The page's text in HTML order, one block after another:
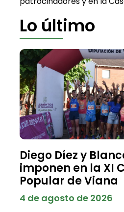
Lo último
Diego Díez y
imponen en la XI
Popular de Viana
4 de agosto de 2026